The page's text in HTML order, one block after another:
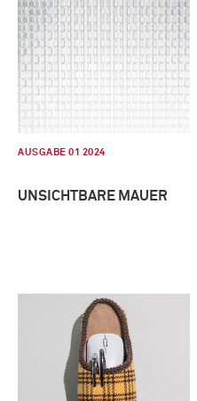
AUSGABE 01 2024
UNSICHTBARE MAUER